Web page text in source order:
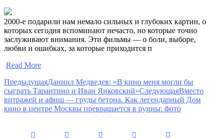
2000-е подарили нам немало сильных и глубоких картин, о
которых сегодня вспоминают нечасто, но которые точно
заслуживают внимания. Эти фильмы — о боли, выборе,
любви и ошибках, за которые приходится п
Read More
ПредыдущаяДаниил Медведев: «В кино меня могли бы
сыграть Тарантино и Иван Янковский»СледующаяВместо
витражей и афиш — груды бетона. Как легендарный Дом
кино в центре Москвы превращается в руины: фото